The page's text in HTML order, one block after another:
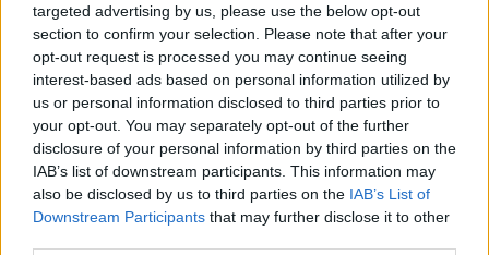
targeted advertising by us, please use the below opt-out
section to confirm your selection. Please note that after your
opt-out request is processed you may continue seeing
interest-based ads based on personal information utilized by
us or personal information disclosed to third parties prior to
your opt-out. You may separately opt-out of the further
disclosure of your personal information by third parties on the
IAB’s list of downstream participants. This information may
also be disclosed by us to third parties on the IAB’s List of
Downstream Participants that may further disclose it to other
Έχουμε απλή αναλογική!
Καλή τύχη σε όλους και όλες. Και κυρίως σε όλους μας που
ως ψηφοφόροι θα βρεθούμε μπροστά σε πλημύρα
ψηφοδελτίων. Και μάλλον θα τα μπλέξουμε…
*Δημοσιεύθηκε στη "ΜτΚ" στις 31 Μαρτίου 2019